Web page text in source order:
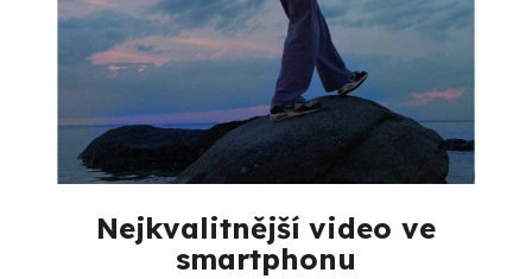
Nejkvalitnější video ve
smartphonu